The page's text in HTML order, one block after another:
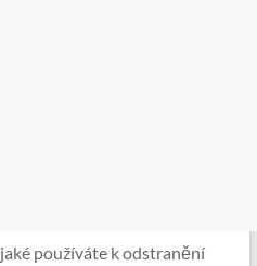
používáte k odstranění